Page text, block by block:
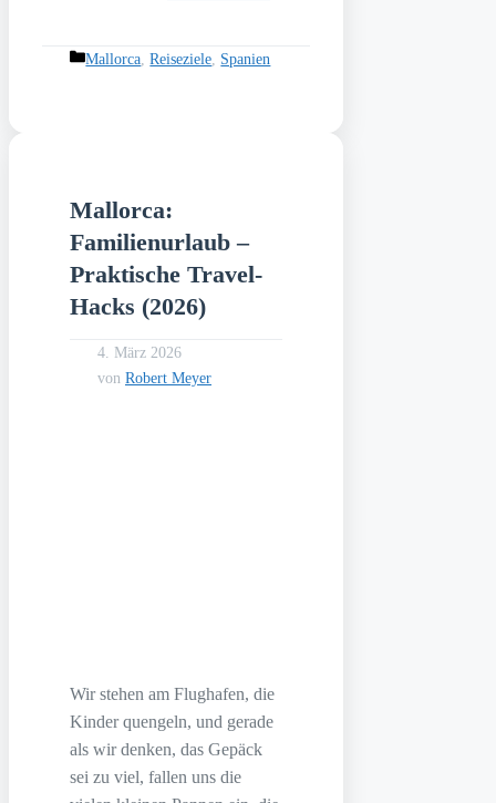
Kategorien
Mallorca,Reiseziele, Spanien
Mallorca:
Familienurlaub –
Praktische Travel-
Hacks (2026)
4. März 2026
von Robert Meyer
Wir stehen am Flughafen, die
Kinder quengeln, und gerade
als wir denken, das Gepäck
sei zu viel, fallen uns die